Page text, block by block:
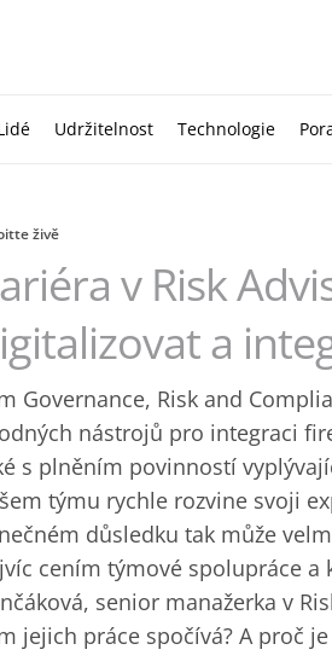
Udržitelnost Technologie
živě
v Risk
a
Governance, Risk and
nástrojů pro integraci
s plněním povinností
týmu rychle rozvine svoji
důsledku tak může
cením týmové spolupráce a
senior manažerka v
jejich práce spočívá? A proč